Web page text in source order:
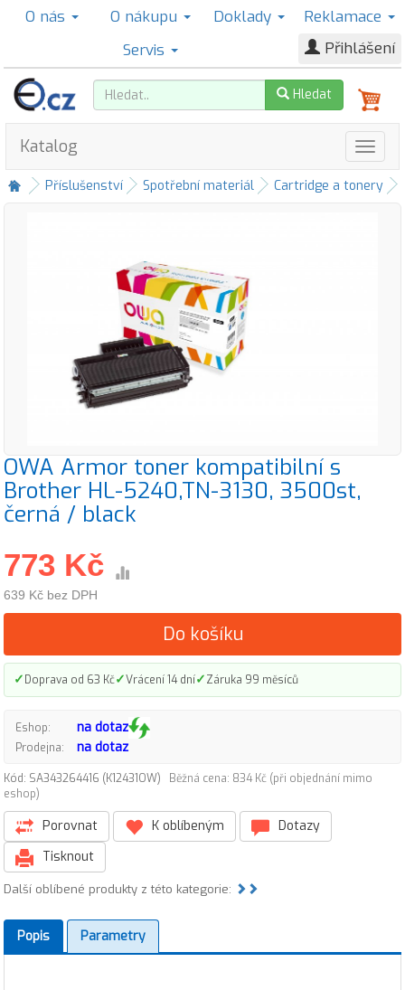
O nás O nákupu Doklady
Reklamace
Servis
Přihlášení
Hledat
Katalog
Příslušenství Spotřební materiál Cartridge a tonery
OWA Armor toner kompatibilní s
Brother HL-5240,TN-3130, 3500st,
černá / black
773 Kč
639 Kč bez DPH
Do košíku
✓Doprava od 63 Kč✓Vrácení 14 dní✓Záruka 99 měsíců
Eshop: na dotaz
Prodejna: na dotaz
Kód: SA343264416 (K12431OW)
Běžná cena: 834 Kč (při objednání mimo
eshop)
Porovnat K oblíbeným
Dotazy
Tisknout
Další oblíbené produkty z této kategorie:
Popis Parametry